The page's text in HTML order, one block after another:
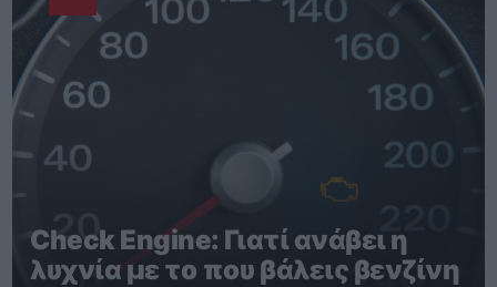
Check Engine: Γιατί ανάβει η
λυχνία με το που βάλεις βενζίνη